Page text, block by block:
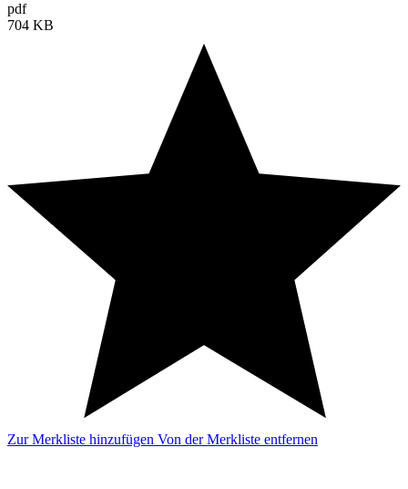
pdf
704 KB
Zur Merkliste hinzufügen Von der Merkliste entfernen